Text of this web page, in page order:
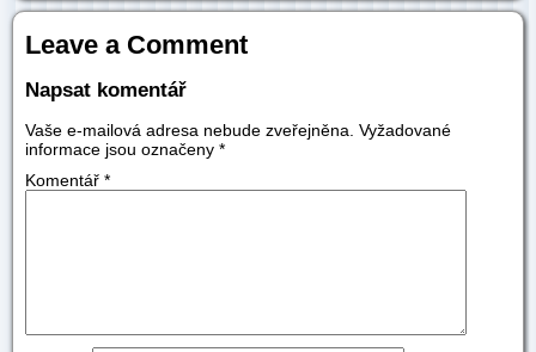
Leave a Comment
Napsat komentář
Vaše e-mailová adresa nebude zveřejněna. Vyžadované
informace jsou označeny *
Komentář *